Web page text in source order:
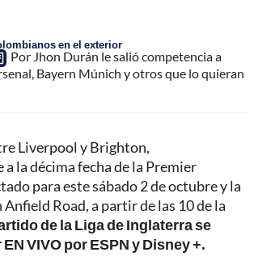
en el exterior
Por Jhon Durán le salió competencia a
Bayern Múnich y otros que lo quieran
Liverpool y Brighton,
la décima fecha de la Premier
para este sábado 2 de octubre y la
Road, a partir de las 10 de la
de la Liga de Inglaterra se
VIVO por ESPN y Disney +.